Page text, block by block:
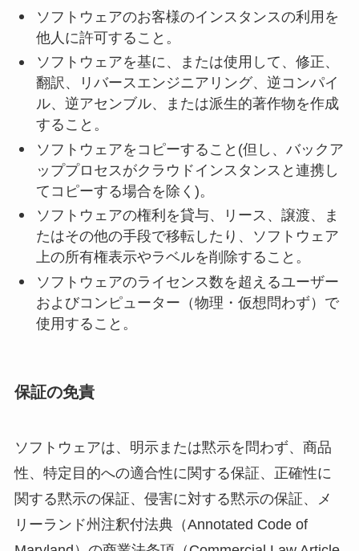
ソフトウェアのお客様のインスタンスの利用を
他人に許可すること。
ソフトウェアを基に、または使用して、修正、
翻訳、リバースエンジニアリング、逆コンパイ
ル、逆アセンブル、または派生的著作物を作成
すること。
ソフトウェアをコピーすること(但し、バックア
ッププロセスがクラウドインスタンスと連携し
てコピーする場合を除く)。
ソフトウェアの権利を貸与、リース、譲渡、ま
たはその他の手段で移転したり、ソフトウェア
上の所有権表示やラベルを削除すること。
ソフトウェアのライセンス数を超えるユーザー
およびコンピューター（物理・仮想問わず）で
使用すること。
保証の免責
ソフトウェアは、明示または黙示を問わず、商品
性、特定目的への適合性に関する保証、正確性に
関する黙示の保証、侵害に対する黙示の保証、メ
リーランド州注釈付法典（Annotated Code of